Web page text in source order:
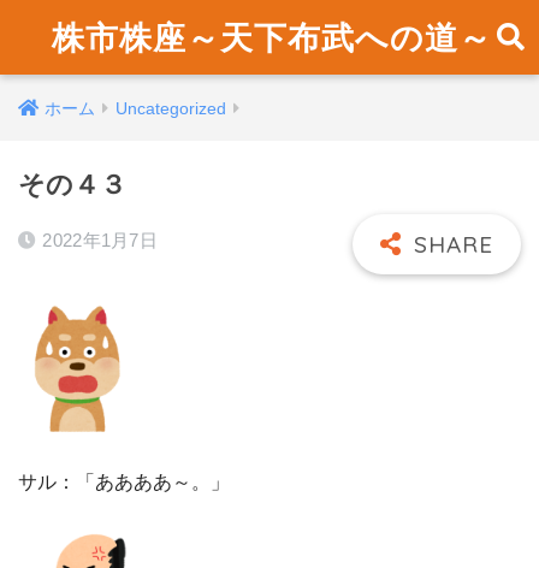
株市株座～天下布武への道～
ホーム Uncategorized
その４３
2022年1月7日
サル：「ああああ～。」